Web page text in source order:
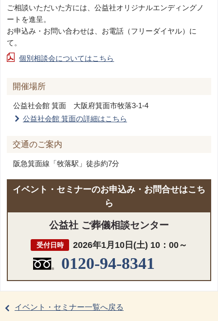
ご相談いただいた方には、公益社オリジナルエンディングノ
ートを進呈。
お申込み・お問い合わせは、お電話（フリーダイヤル）に
て。
個別相談会についてはこちら
開催場所
公益社会館 箕面 大阪府箕面市牧落3-1-4
公益社会館 箕面の詳細はこちら
交通のご案内
阪急箕面線「牧落駅」徒歩約7分
イベント・セミナーのお申込み・お問合せはこち
ら
公益社 ご葬儀相談センター
受付日時 2026年1月10日(土) 10：00～
0120-94-8341
イベント・セミナー一覧へ戻る